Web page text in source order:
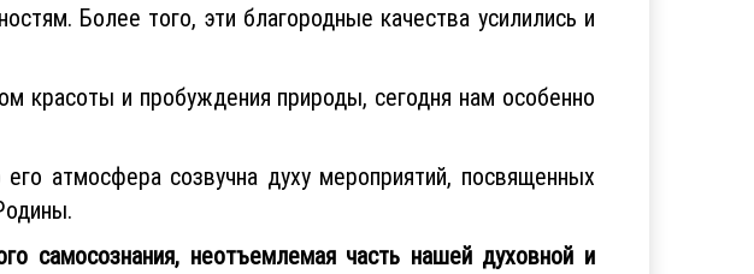
Более того, эти благородные качества усилились и
красоты и пробуждения природы, сегодня нам особенно
атмосфера созвучна духу мероприятий, посвященных
самосознания, неотъемлемая часть нашей духовной и